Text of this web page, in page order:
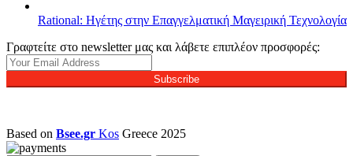
Rational: Ηγέτης στην Επαγγελματική Μαγειρική Τεχνολογία
Γραφτείτε στο newsletter μας και λάβετε επιπλέον προσφορές:
Subscribe
Based on Bsee.gr Kos Greece 2025